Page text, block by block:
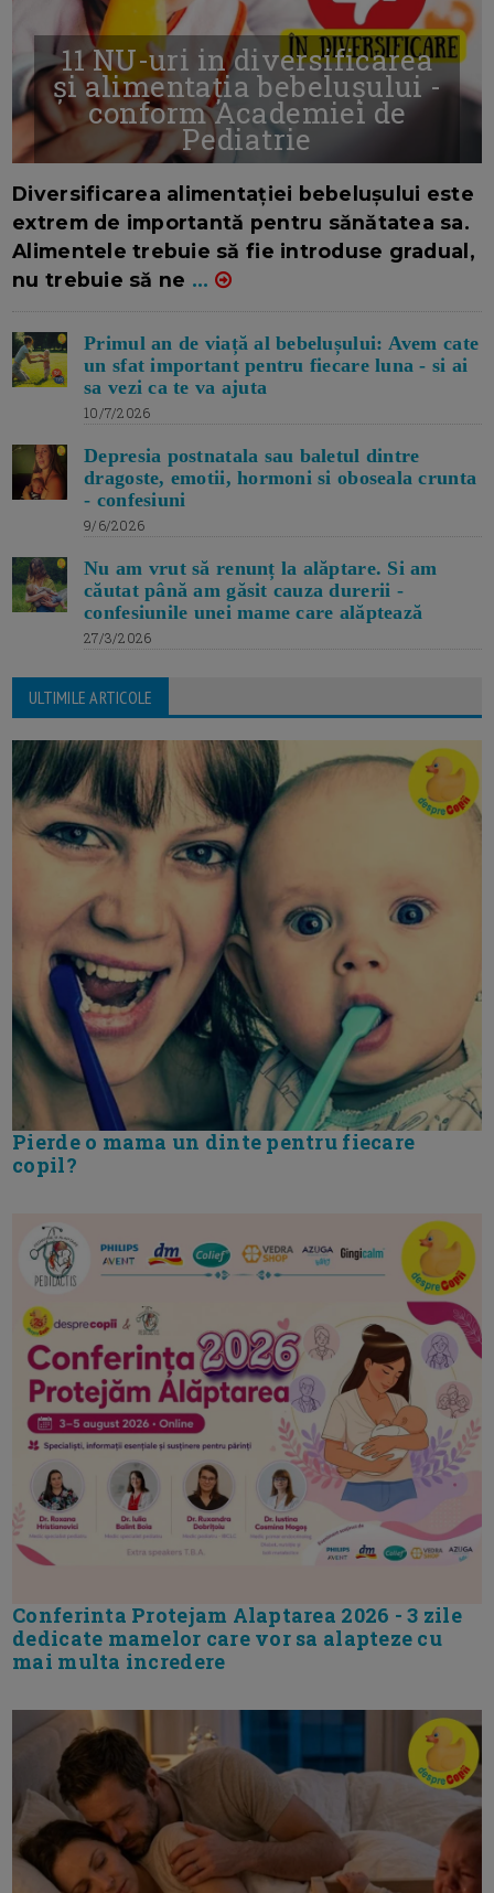
11 NU-uri in diversificarea
și alimentația bebelușului -
conform Academiei de
Pediatrie
Diversificarea alimentației bebelușului este
extrem de importantă pentru sănătatea sa.
Alimentele trebuie să fie introduse gradual,
nu trebuie să ne ...
Primul an de viață al bebelușului: Avem cate
un sfat important pentru fiecare luna - si ai
sa vezi ca te va ajuta
10/7/2026
Depresia postnatala sau baletul dintre
dragoste, emotii, hormoni si oboseala crunta
- confesiuni
9/6/2026
Nu am vrut să renunț la alăptare. Si am
căutat până am găsit cauza durerii -
confesiunile unei mame care alăptează
27/3/2026
ULTIMILE ARTICOLE
Pierde o mama un dinte pentru fiecare
copil?
Conferinta Protejam Alaptarea 2026 - 3 zile
dedicate mamelor care vor sa alapteze cu
mai multa incredere